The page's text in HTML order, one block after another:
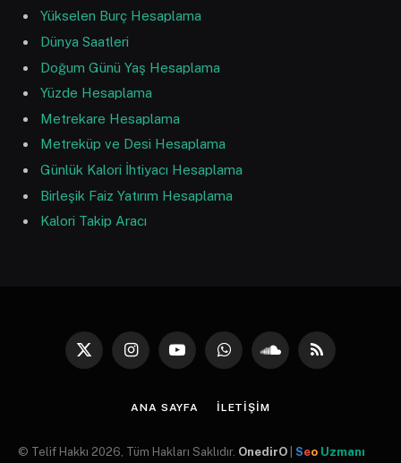
Yükselen Burç Hesaplama
Dünya Saatleri
Doğum Günü Yaş Hesaplama
Yüzde Hesaplama
Metrekare Hesaplama
Metreküp ve Desi Hesaplama
Günlük Kalori İhtiyacı Hesaplama
Birleşik Faiz Yatırım Hesaplama
Kalori Takip Aracı
X
InstagramYouTubeWhatsAppSoundCloud
RSS
ANA SAYFA İLETIŞIM
© Telif Hakkı 2026, Tüm Hakları Saklıdır. OnedirO Seo Uzmanı